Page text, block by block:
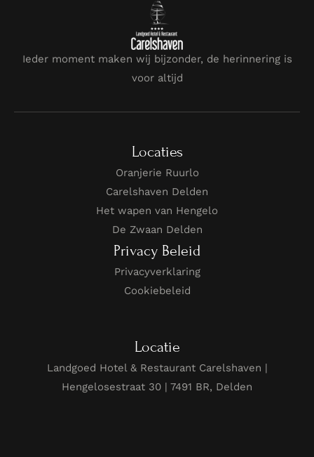
Ieder moment maken wij bijzonder, de herinnering is
voor altijd
Locaties
Oranjerie Ruurlo
Carelshaven Delden
Het wapen van Hengelo
De Zwaan Delden
Privacy Beleid
Privacyverklaring
Cookiebeleid
Locatie
Landgoed Hotel & Restaurant Carelshaven |
Hengelosestraat 30 | 7491 BR, Delden